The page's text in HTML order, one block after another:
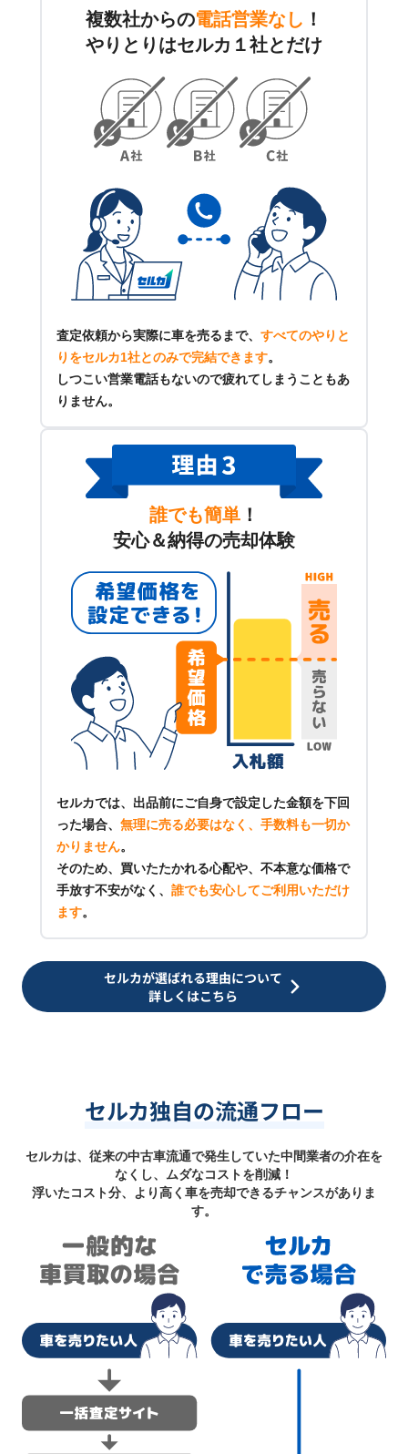
複数社からの電話営業なし ！
やりとりはセルカ１社とだけ
査定依頼から実際に車を売るまで、 すべてのやりと
りをセルカ1社とのみで完結できます。
しつこい営業電話もないので疲れてしまうこともあ
りません。
誰でも簡単 ！
安心＆納得の売却体験
セルカでは、出品前にご自身で設定した金額を下回
った場合、 無理に売る必要はなく、手数料も一切か
かりません。
そのため、買いたたかれる心配や、不本意な価格で
手放す不安がなく、 誰でも安心してご利用いただけ
ます。
セルカが選ばれる理由について
詳しくはこちら
セルカ独自の流通フロー
セルカは、従来の中古車流通で発生していた中間業者の介在を
なくし、ムダなコストを削減！
浮いたコスト分、より高く車を売却できるチャンスがありま
す。